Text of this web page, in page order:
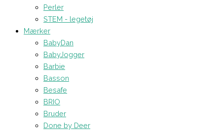
Perler
STEM - legetøj
Mærker
BabyDan
BabyJogger
Barbie
Basson
Besafe
BRIO
Bruder
Done by Deer